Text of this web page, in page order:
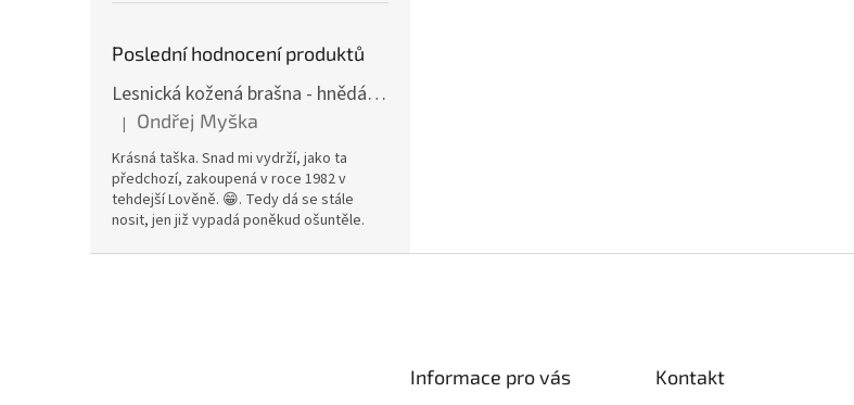
Poslední hodnocení produktů
Lesnická kožená brašna - hnědá hovězina
Hodnocení produktu je 5 z 5 hvězdiček.
| Ondřej Myška
Krásná taška. Snad mi vydrží, jako ta
předchozí, zakoupená v roce 1982 v
tehdejší Lověně. 😁. Tedy dá se stále
nosit, jen již vypadá poněkud ošuntěle.
Informace pro vás Kontakt